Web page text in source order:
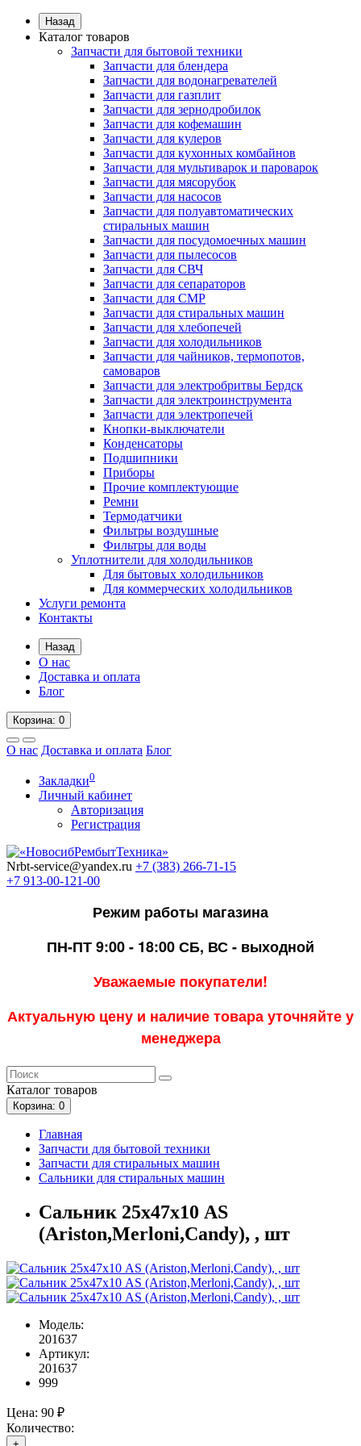
Назад
Каталог товаров
Запчасти для бытовой техники
Запчасти для блендера
Запчасти для водонагревателей
Запчасти для газплит
Запчасти для зернодробилок
Запчасти для кофемашин
Запчасти для кулеров
Запчасти для кухонных комбайнов
Запчасти для мультиварок и пароварок
Запчасти для мясорубок
Запчасти для насосов
Запчасти для полуавтоматических
стиральных машин
Запчасти для посудомоечных машин
Запчасти для пылесосов
Запчасти для СВЧ
Запчасти для сепараторов
Запчасти для СМР
Запчасти для стиральных машин
Запчасти для хлебопечей
Запчасти для холодильников
Запчасти для чайников, термопотов,
самоваров
Запчасти для электробритвы Бердск
Запчасти для электроинструмента
Запчасти для электропечей
Кнопки-выключатели
Конденсаторы
Подшипники
Приборы
Прочие комплектующие
Ремни
Термодатчики
Фильтры воздушные
Фильтры для воды
Уплотнители для холодильников
Для бытовых холодильников
Для коммерческих холодильников
Услуги ремонта
Контакты
Назад
О нас
Доставка и оплата
Блог
Корзина: 0
О нас Доставка и оплата Блог
Закладки0
Личный кабинет
Авторизация
Регистрация
Nrbt-service@yandex.ru +7 (383) 266-71-15
+7 913-00-121-00
Режим работы магазина
ПН-ПТ 9:00 - 18:00СБ, ВС - выходной
Уважаемые покупатели!
Актуальную цену и наличие товара уточняйте у
менеджера
Каталог товаров
Корзина: 0
Главная
Запчасти для бытовой техники
Запчасти для стиральных машин
Сальники для стиральных машин
Сальник 25х47х10 AS
(Ariston,Merloni,Candy), , шт
Модель:
201637
Артикул:
201637
999
Цена: 90 ₽
Количество: